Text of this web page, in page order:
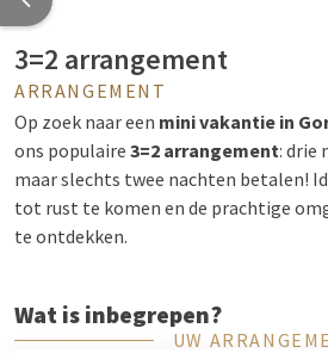
3=2 arrangement
ARRANGEMENT
Op zoek naar een mini vakantie in
ons populaire 3=2 arrangement: drie
maar slechts twee nachten betalen!
tot rust te komen en de prachtige
te ontdekken.
Wat is inbegrepen?
UW